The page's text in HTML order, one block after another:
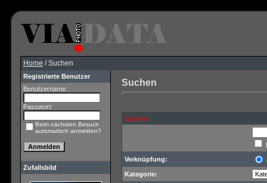
Home / Suchen
Registrierte Benutzer
Benutzername:
Passwort:
Beim nächsten Besuch
automatisch anmelden?
Zufallsbild
Suchen
Suchen
Verknüpfung:
Kategorie: